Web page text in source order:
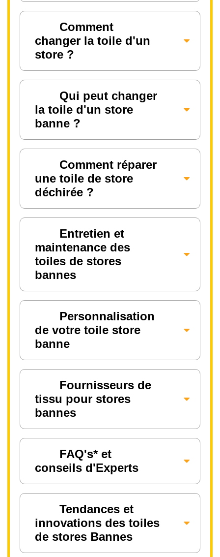
Comment
changer la toile d'un
store ?
Qui peut changer
la toile d'un store
banne ?
Comment réparer
une toile de store
déchirée ?
Entretien et
maintenance des
toiles de stores
bannes
Personnalisation
de votre toile store
banne
Fournisseurs de
tissu pour stores
bannes
FAQ's* et
conseils d'Experts
Tendances et
innovations des toiles
de stores Bannes